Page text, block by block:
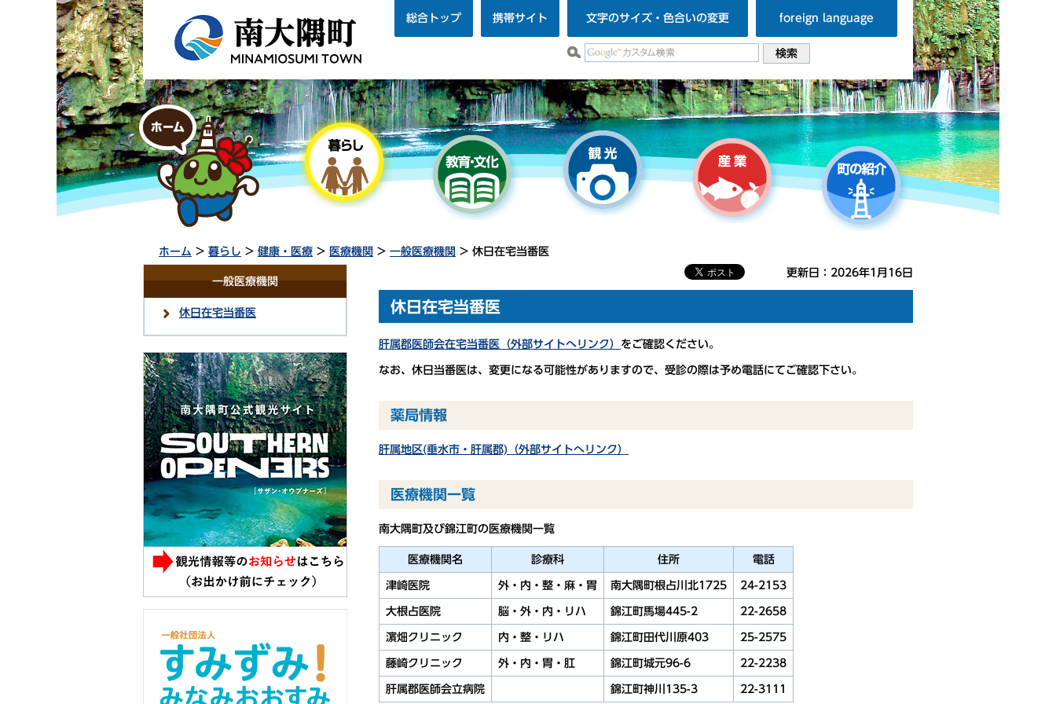
総合トップ 携帯サイト 文字のサイズ・色合いの変更 foreign language
ホーム > 暮らし > 健康・医療 > 医療機関 > 一般医療機関 > 休日在宅当番医
一般医療機関
休日在宅当番医
更新日：2026年1月16日
休日在宅当番医
肝属郡医師会在宅当番医（外部サイトへリンク） をご確認ください。
なお、休日当番医は、変更になる可能性がありますので、受診の際は予め電話にてご確認下さい。
薬局情報
肝属地区(垂水市・肝属郡)（外部サイトへリンク）
医療機関一覧
南大隅町及び錦江町の医療機関一覧
医療機関名 診療科 住所 電話
津崎医院 外・内・整・麻・胃 南大隅町根占川北1725 24-2153
大根占医院 脳・外・内・リハ 錦江町馬場445-2 22-2658
濵畑クリニック 内・整・リハ 錦江町田代川原403 25-2575
藤崎クリニック 外・内・胃・肛 錦江町城元96-6 22-2238
肝属郡医師会立病院 錦江町神川135-3 22-3111